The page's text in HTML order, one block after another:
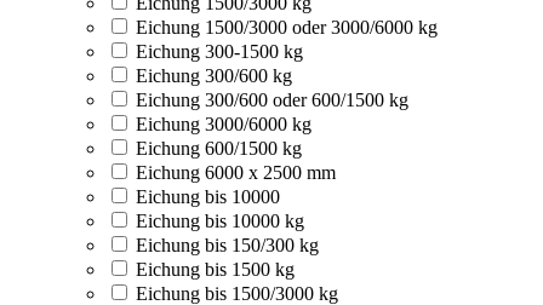
Eichung 1500/3000 oder 3000/6000 kg
Eichung 300-1500 kg
Eichung 300/600 kg
Eichung 300/600 oder 600/1500 kg
Eichung 3000/6000 kg
Eichung 600/1500 kg
Eichung 6000 x 2500 mm
Eichung bis 10000
Eichung bis 10000 kg
Eichung bis 150/300 kg
Eichung bis 1500 kg
Eichung bis 1500/3000 kg